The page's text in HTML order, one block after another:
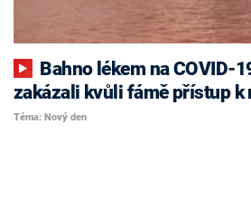
zakázali kvůli fámě přístup k
Téma: Nový den